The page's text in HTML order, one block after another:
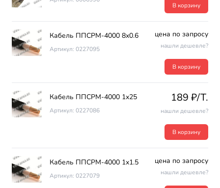
В корзину
Кабель ППСРМ-4000 8х0.6
Артикул: 0227095
цена по запросу
нашли дешевле?
В корзину
Кабель ППСРМ-4000 1х25
Артикул: 0227086
189 ₽/T.
нашли дешевле?
В корзину
Кабель ППСРМ-4000 1х1.5
Артикул: 0227079
цена по запросу
нашли дешевле?